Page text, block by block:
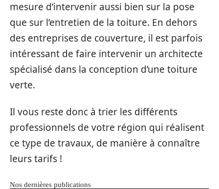
mesure d’intervenir aussi bien sur la pose
que sur l’entretien de la toiture. En dehors
des entreprises de couverture, il est parfois
intéressant de faire intervenir un architecte
spécialisé dans la conception d’une toiture
verte.
Il vous reste donc à trier les différents
professionnels de votre région qui réalisent
ce type de travaux, de manière à connaître
leurs tarifs !
Nos dernières publications